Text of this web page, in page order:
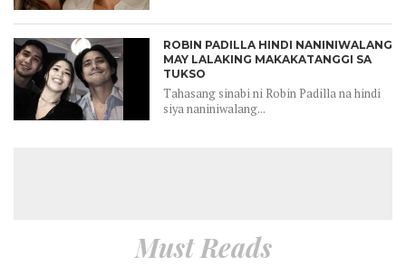
ROBIN PADILLA HINDI NANINIWALANG
MAY LALAKING MAKAKATANGGI SA
TUKSO
Tahasang sinabi ni Robin Padilla na hindi
siya naniniwalang...
Must Reads